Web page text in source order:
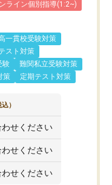
ライン個別指導(1:2~)
一貫校受験対策
スト対策
験
難関私立受験対策
策
定期テスト対策
込）
せください
せください
せください